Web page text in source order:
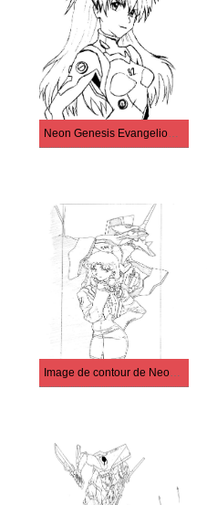
Neon Genesis Evangelion Asuka Langley
Image de contour de Neon Genesis Evangelion imprimable